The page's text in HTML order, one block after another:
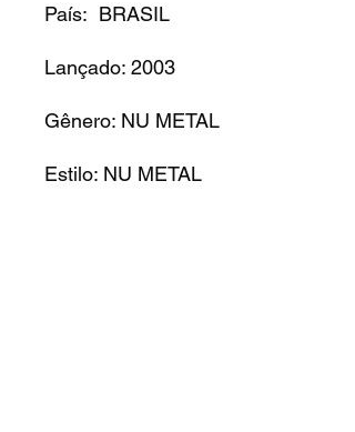
País: BRASIL
Lançado: 2003
Gênero: NU METAL
Estilo: NU METAL